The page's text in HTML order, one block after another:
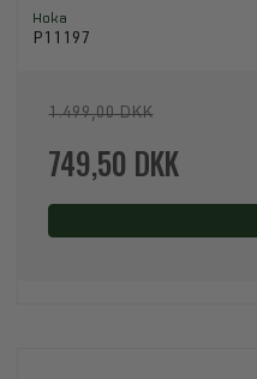
Hoka
P11197
1.499,00 DKK
749,50 DKK